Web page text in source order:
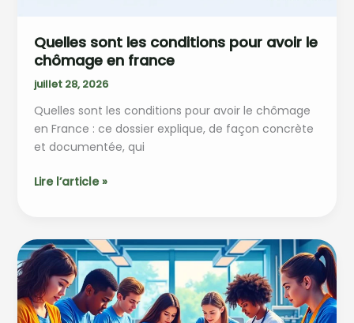
Quelles sont les conditions pour avoir le
chômage en france
juillet 28, 2026
Quelles sont les conditions pour avoir le chômage
en France : ce dossier explique, de façon concrète
et documentée, qui
Quelles
conditions
pour
avoir
le
chômage
Lire l’article »